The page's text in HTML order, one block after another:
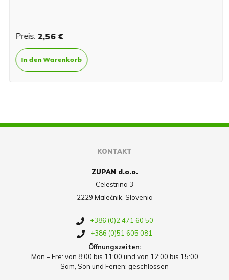
Preis: 2,56 €
In den Warenkorb
KONTAKT
ZUPAN d.o.o.
Celestrina 3
2229 Malečnik, Slovenia
+386 (0)2 471 60 50
+386 (0)51 605 081
Öffnungszeiten:
Mon – Fre: von 8:00 bis 11:00 und von 12:00 bis 15:00
Sam, Son und Ferien: geschlossen